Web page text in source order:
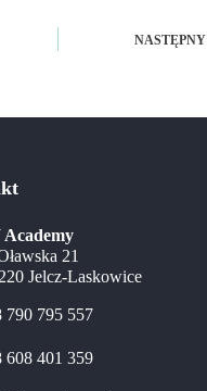
NASTĘPNY
Academy
21
Jelcz-Laskowice
790 795 557
608 401 359